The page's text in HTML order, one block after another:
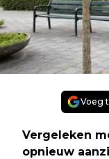
Voeg
Vergeleken
opnieuw